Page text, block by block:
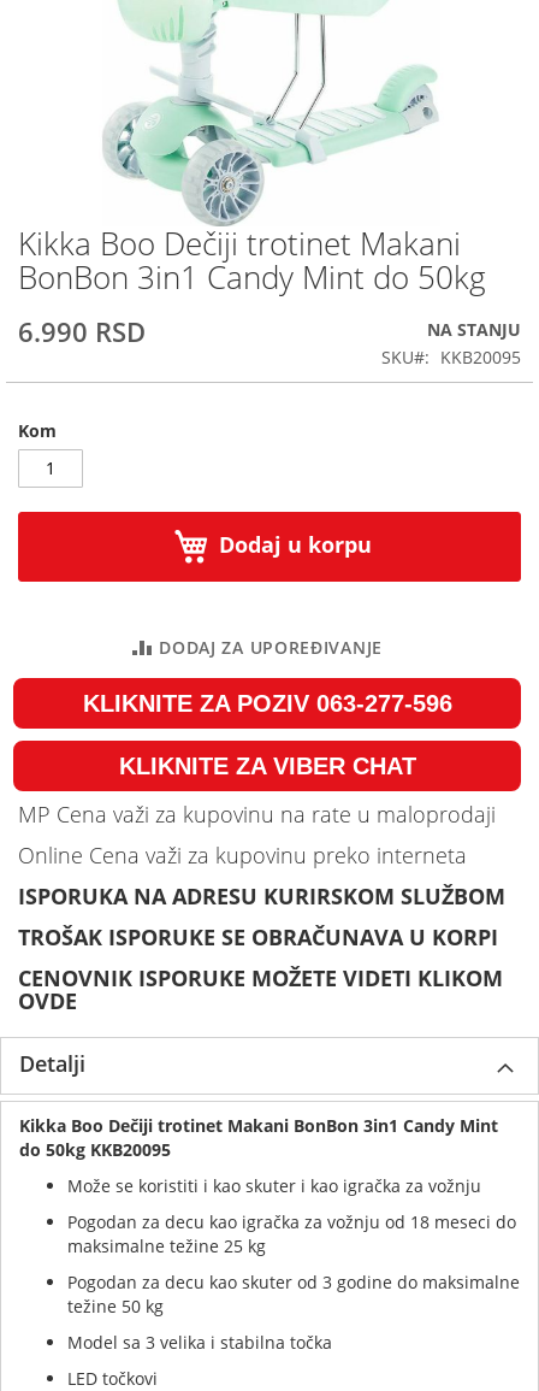
Skip
to
the
of
images
Kikka Boo Dečiji trotinet Makani
BonBon 3in1 Candy Mint do 50kg
6.990 RSD
NA STANJU
SKU
KKB20095
Kom
Dodaj u korpu
DODAJ ZA UPOREĐIVANJE
KLIKNITE ZA POZIV 063-277-596
KLIKNITE ZA VIBER CHAT
MP Cena važi za kupovinu na rate u maloprodaji
Online Cena važi za kupovinu preko interneta
ISPORUKA NA ADRESU KURIRSKOM SLUŽBOM
TROŠAK ISPORUKE SE OBRAČUNAVA U KORPI
CENOVNIK ISPORUKE MOŽETE VIDETI KLIKOM
OVDE
Detalji
Kikka Boo Dečiji trotinet Makani BonBon 3in1 Candy Mint
do 50kg KKB20095
Može se koristiti i kao skuter i kao igračka za vožnju
Pogodan za decu kao igračka za vožnju od 18 meseci do
maksimalne težine 25 kg
Pogodan za decu kao skuter od 3 godine do maksimalne
težine 50 kg
Model sa 3 velika i stabilna točka
LED točkovi